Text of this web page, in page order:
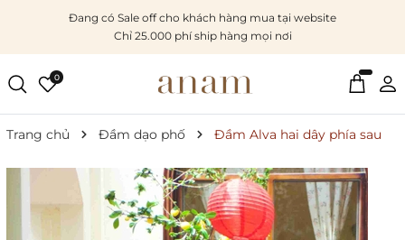
Đang có Sale off cho khách hàng mua tại website
Chỉ 25.000 phí ship hàng mọi nơi
0
Trang chủ Đầm dạo phố Đầm Alva hai dây phía sau